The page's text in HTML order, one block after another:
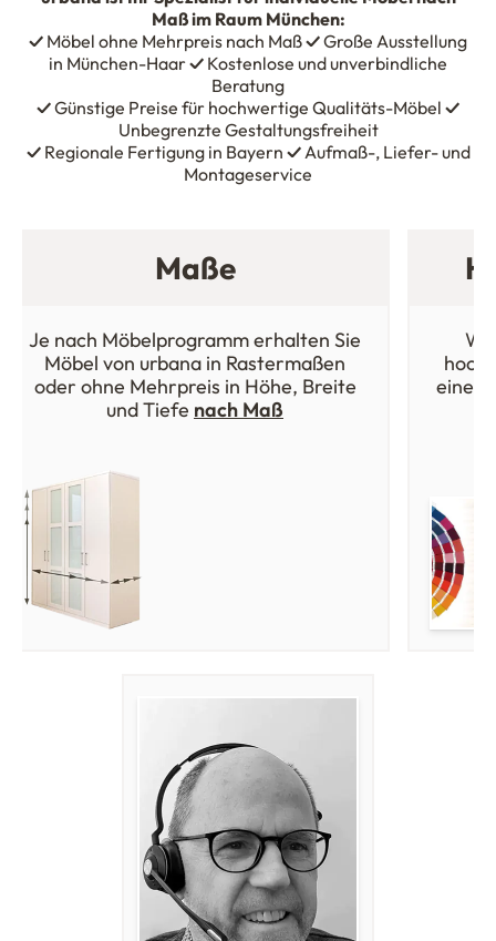
Maß im Raum München:
✓ Möbel ohne Mehrpreis nach Maß✓Große Ausstellung
in München-Haar✓ Kostenlose und unverbindliche
Beratung
✓Günstige Preise für hochwertige Qualitäts-Möbel ✓
Unbegrenzte Gestaltungsfreiheit
✓Regionale Fertigung in Bayern ✓Aufmaß-, Liefer- und
Montageservice
Maße
Je nach Möbelprogramm erhalten Sie
Möbel von urbana in Rastermaßen
oder ohne Mehrpreis in Höhe, Breite
und Tiefe nach Maß
einer